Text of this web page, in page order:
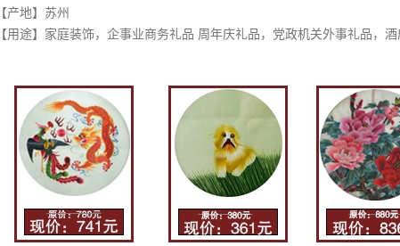
【产地】苏州
【用途】家庭装饰，企事业商务礼品 周年庆礼品，党政机关外事礼品，